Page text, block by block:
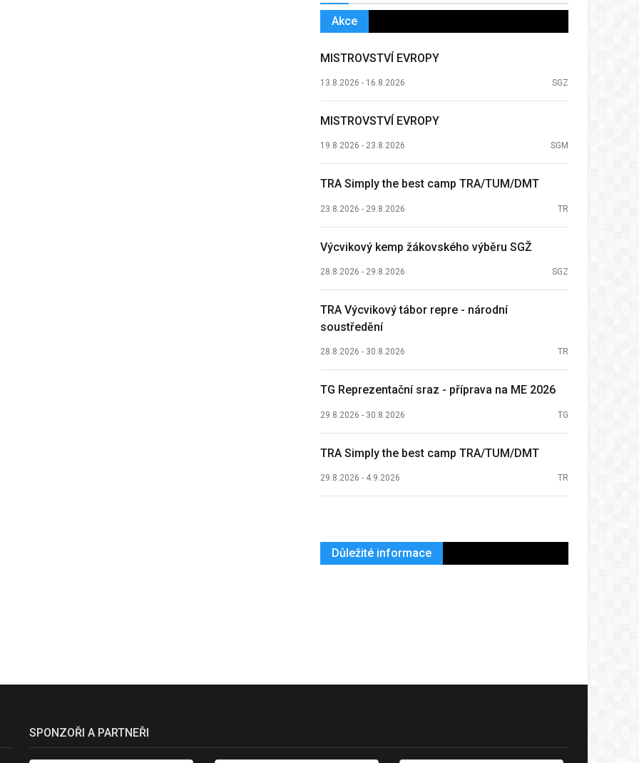
Akce
MISTROVSTVÍ EVROPY
13.8.2026 - 16.8.2026 SGZ
MISTROVSTVÍ EVROPY
19.8.2026 - 23.8.2026 SGM
TRA Simply the best camp TRA/TUM/DMT
23.8.2026 - 29.8.2026 TR
Výcvikový kemp žákovského výběru SGŽ
28.8.2026 - 29.8.2026 SGZ
TRA Výcvikový tábor repre - národní
soustředění
28.8.2026 - 30.8.2026 TR
TG Reprezentační sraz - příprava na ME 2026
29.8.2026 - 30.8.2026 TG
TRA Simply the best camp TRA/TUM/DMT
29.8.2026 - 4.9.2026 TR
Důležité informace
SPONZOŘI A PARTNEŘI